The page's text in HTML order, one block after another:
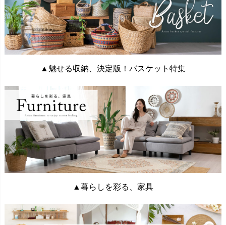
▲魅せる収納、決定版！バスケット特集
▲暮らしを彩る、家具